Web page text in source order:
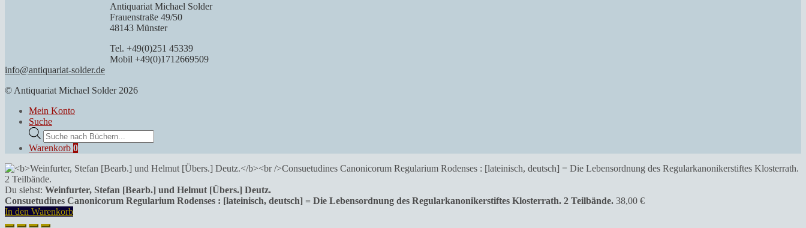
Antiquariat Michael Solder
Frauenstraße 49/50
48143 Münster
Tel. +49(0)251 45339
Mobil +49(0)1712669509
info@antiquariat-solder.de
© Antiquariat Michael Solder 2026
Mein Konto
Suche
Products
search
Warenkorb 0
Du siehst: Weinfurter, Stefan [Bearb.] und Helmut [Übers.] Deutz.
Consuetudines Canonicorum Regularium Rodenses : [lateinisch, deutsch] = Die Lebensordnung des Regularkanonikerstiftes Klosterrath. 2 Teilbände. 38,00 €
In den Warenkorb